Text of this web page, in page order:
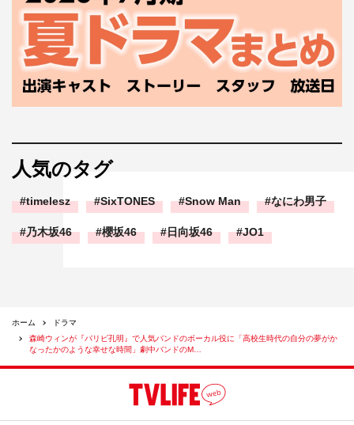
人気のタグ
timelesz SixTONES Snow Man なにわ男子
乃木坂46 櫻坂46 日向坂46 JO1
ホーム
ドラマ
森崎ウィンが『パリピ孔明』で人気バンドのボーカル役に「高校生時代の自分の夢がか
なったかのような幸せな時間」劇中バンドのM…